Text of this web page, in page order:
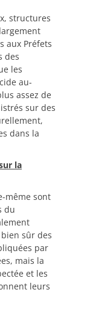
structures
aux Préfets
des
les
au-
assez de
sur des
dans la
la
même sont
du
sûr des
par
mais la
et les
leurs